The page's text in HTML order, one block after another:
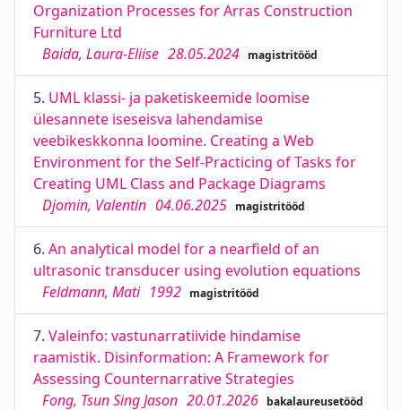
Organization Processes for Arras Construction
Furniture Ltd
Baida, Laura-Eliise 28.05.2024 magistritööd
5. UML klassi- ja paketiskeemide loomise
ülesannete iseseisva lahendamise
veebikeskkonna loomine. Creating a Web
Environment for the Self-Practicing of Tasks for
Creating UML Class and Package Diagrams
Djomin, Valentin 04.06.2025 magistritööd
6. An analytical model for a nearfield of an
ultrasonic transducer using evolution equations
Feldmann, Mati 1992 magistritööd
7. Valeinfo: vastunarratiivide hindamise
raamistik. Disinformation: A Framework for
Assessing Counternarrative Strategies
Fong, Tsun Sing Jason 20.01.2026 bakalaureusetööd